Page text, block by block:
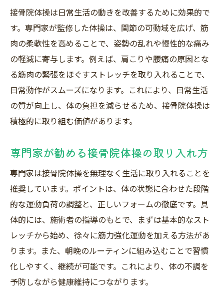
整骨院との違いから見る接骨院体操の特徴
接骨院体操で身長アップを目指すアプロー
チ
高林孝光氏の理論に学ぶ接骨院体操の活用
法
接骨院体操が健康維持に選ばれるポイント
自宅ケアに活かせる接骨院発の体操メソッド
膝ぶらぶら体操のやり方と実践のポイント
接骨院体操とセルフストレッチの組み合わ
せ術
自宅でも続けやすい接骨院体操の工夫
接骨院体操を家族で実践するメリット
健康維持なら接骨院体操を日常に取り入れよう
接骨院体操で毎日の健康維持を習慣化する
忙しくても続けやすい接骨院体操の方法
接骨院体操は日常生活の動きを改善するために効果的で
す。専門家が監修した体操は、関節の可動域を広げ、筋
肉の柔軟性を高めることで、姿勢の乱れや慢性的な痛み
の軽減に寄与します。例えば、肩こりや腰痛の原因とな
る筋肉の緊張をほぐすストレッチを取り入れることで、
日常動作がスムーズになります。これにより、日常生活
の質が向上し、体の負担を減らせるため、接骨院体操は
積極的に取り組む価値があります。
専門家が勧める接骨院体操の取り入れ方
専門家は接骨院体操を無理なく生活に取り入れることを
推奨しています。ポイントは、体の状態に合わせた段階
的な運動負荷の調整と、正しいフォームの徹底です。具
体的には、施術者の指導のもとで、まずは基本的なスト
レッチから始め、徐々に筋力強化運動を加える方法があ
ります。また、朝晩のルーティンに組み込むことで習慣
化しやすく、継続が可能です。これにより、体の不調を
予防しながら健康維持につながります。